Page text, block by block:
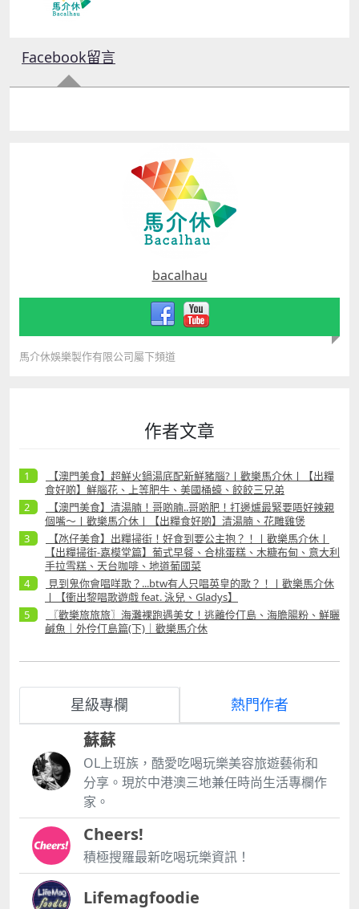
Facebook留言
bacalhau
馬介休娛樂製作有限公司屬下頻道
作者文章
【澳門美食】超鮮火鍋湯底配新鮮豬腦?丨歡樂馬介休丨【出糧
食好啲】鮮腦花、上等肥牛、美國桶蠔、餃餃三兄弟
【澳門美食】清湯腩！哥啲腩..哥啲肥！打邊爐最緊要唔好辣親
個嘴～丨歡樂馬介休丨【出糧食好啲】清湯腩、花雕雞煲
【氹仔美食】出糧掃街！好食到要公主抱？！丨歡樂馬介休丨
【出糧掃街-嘉模堂篇】葡式早餐、合桃蛋糕、木糠布甸、意大利
手拉雪糕、天台咖啡、地道葡國菜
見到鬼你會唱咩歌？...btw有人只唱英皇的歌？！丨歡樂馬介休
丨【衝出黎唱歌遊戲 feat. 泳兒、Gladys】
〖歡樂旅旅旅〗海灘裸跑遇美女！逃離伶仃島、海膽腸粉、鮮曬
鹹魚｜外伶仃島篇(下)｜歡樂馬介休
星級專欄 熱門作者
蘇蘇
OL上班族，酷愛吃喝玩樂美容旅遊藝術和
分享。現於中港澳三地兼任時尚生活專欄作
家。
Cheers!
積極搜羅最新吃喝玩樂資訊！
Lifemagfoodie